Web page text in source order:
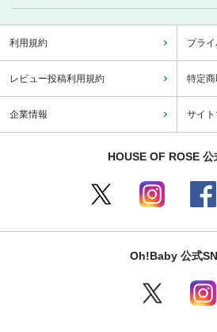
利用規約 プラ
レビュー投稿利用規約 特定
企業情報 サイ
HOUSE OF ROSE 公
Oh!Baby 公式